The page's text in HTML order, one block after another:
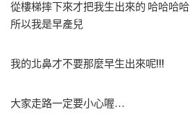
從樓梯摔下來才把我生出來的 哈哈哈哈
所以我是早產兒
我的北鼻才不要那麼早生出來呢!!!
大家走路一定要小心喔…